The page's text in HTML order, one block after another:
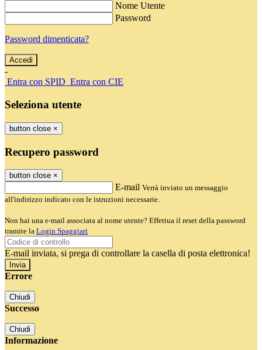
Nome Utente
Password
Password dimenticata?
-
Entra con SPID Entra con CIE
Seleziona utente
button close ×
Recupero password
button close ×
E-mail Verrà inviato un messaggio
all'indirizzo indicato con le istruzioni necessarie.
Non hai una e-mail associata al nome utente? Effettua il reset della password
tramite la Login Spaggiari
E-mail inviata, si prega di controllare la casella di posta elettronica!
Errore
Chiudi
Successo
Chiudi
Informazione